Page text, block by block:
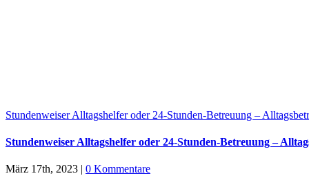
Stundenweiser Alltagshelfer oder 24-Stunden-Betreuung –
Stundenweiser Alltagshelfer oder 24-Stunden-Betreuung –
März 17th, 2023 | 0 Kommentare